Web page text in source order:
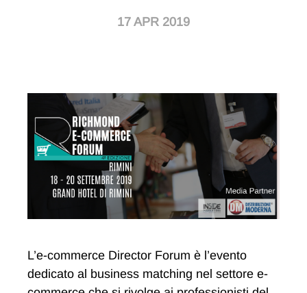
17 APR 2019
L’e-commerce Director Forum è l’evento
dedicato al business matching nel settore e-